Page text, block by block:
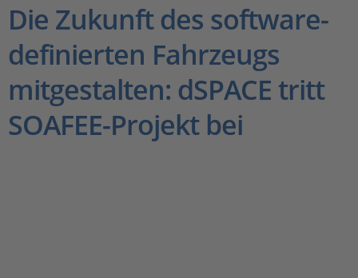
Magazin
Unternehmen
Karriere
Die Zukunft des software-
definierten Fahrzeugs
mitgestalten: dSPACE tritt
SOAFEE-Projekt bei